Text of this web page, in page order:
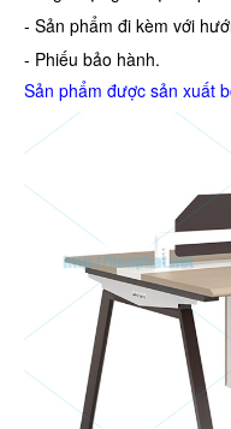
- Sản phẩm đi kèm với
- Phiếu bảo hành.
Sản phẩm được sản xuất